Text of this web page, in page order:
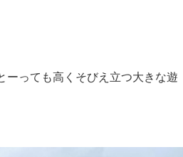
ーっても高くそびえ立つ大きな遊